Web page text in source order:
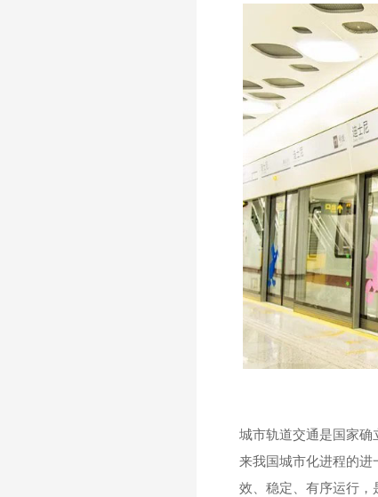
城市轨道交通是国家
来我国城市化进程的
效、稳定、有序运行